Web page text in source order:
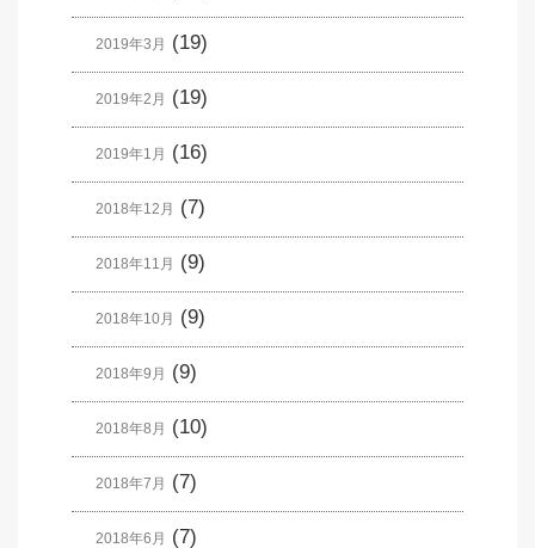
2019年3月 (19)
2019年2月 (19)
2019年1月 (16)
2018年12月 (7)
2018年11月 (9)
2018年10月 (9)
2018年9月 (9)
2018年8月 (10)
2018年7月 (7)
2018年6月 (7)